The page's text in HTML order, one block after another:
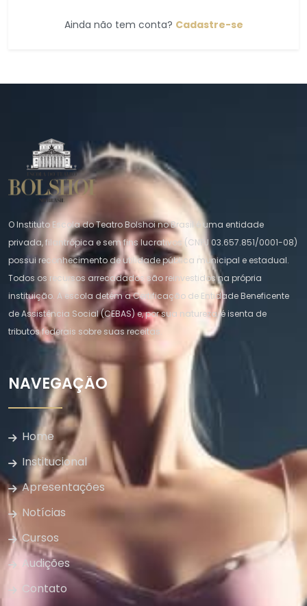
Ainda não tem conta? Cadastre-se
O Instituto Escola do Teatro Bolshoi no Brasil é uma entidade
privada, filantrópica e sem fins lucrativos (CNPJ 03.657.851/0001-08)
possui reconhecimento de utilidade pública municipal e estadual.
Todos os recursos arrecadados são reinvestidos na própria
instituição. A escola detém a Certificação de Entidade Beneficente
de Assistência Social (CEBAS) e, por sua natureza, é isenta de
tributos federais sobre suas receitas.
NAVEGAÇÃO
Home
Institucional
Apresentações
Notícias
Cursos
Audições
Contato